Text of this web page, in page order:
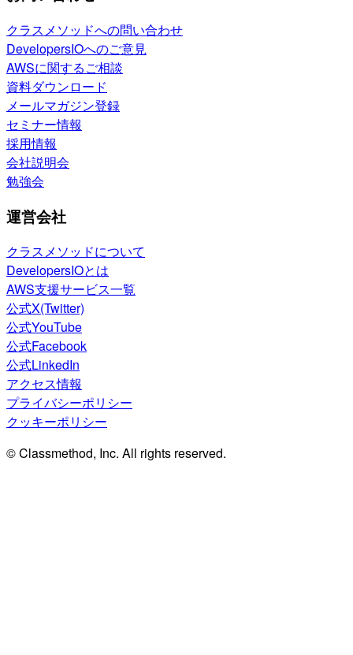
クラスメソッドへの問い合わせ
DevelopersIOへのご意見
AWSに関するご相談
資料ダウンロード
メールマガジン登録
セミナー情報
採用情報
会社説明会
勉強会
運営会社
クラスメソッドについて
DevelopersIOとは
AWS支援サービス一覧
公式X(Twitter)
公式YouTube
公式Facebook
公式LinkedIn
アクセス情報
プライバシーポリシー
クッキーポリシー
© Classmethod, Inc. All rights reserved.